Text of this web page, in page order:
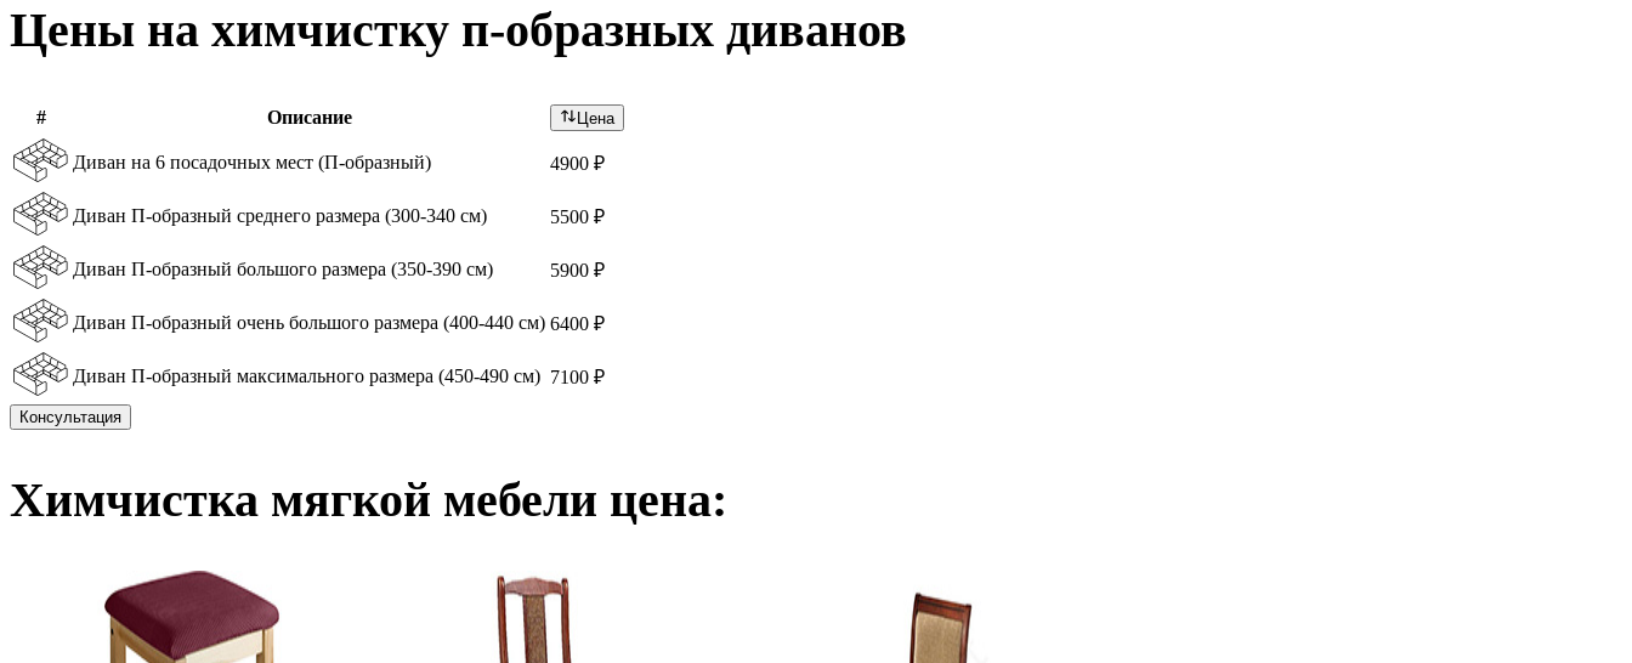
Цены на химчистку п-образных диванов
# Описание Цена
Диван на 6 посадочных мест (П-образный) 4900 ₽
Диван П-образный среднего размера (300-340 см) 5500 ₽
Диван П-образный большого размера (350-390 см) 5900 ₽
Диван П-образный очень большого размера (400-440 см) 6400 ₽
Диван П-образный максимального размера (450-490 см) 7100 ₽
Консультация
Химчистка мягкой мебели цена: